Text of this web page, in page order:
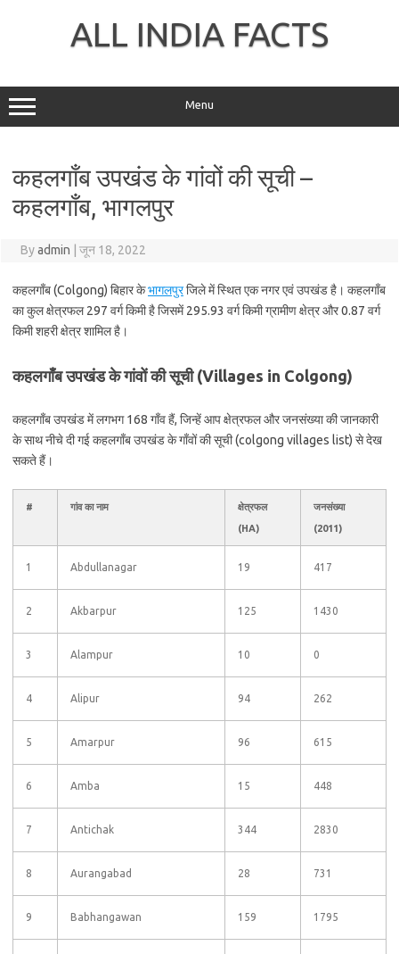
ALL INDIA FACTS
Menu
कहलगाँब उपखंड के गांवों की सूची –
कहलगाँब, भागलपुर
Byadmin जून 18, 2022
कहलगाँब (Colgong) बिहार केभागलपुरजिले में स्थित एक नगर एवं उपखंड है। कहलगाँब
का कुल क्षेत्रफल 297 वर्ग किमी है जिसमें 295.93 वर्ग किमी ग्रामीण क्षेत्र और 0.87 वर्ग
किमी शहरी क्षेत्र शामिल है।
कहलगाँब उपखंड के गांवों की सूची (Villages in Colgong)
कहलगाँब उपखंड में लगभग 168 गाँव हैं, जिन्हें आप क्षेत्रफल और जनसंख्या की जानकारी
के साथ नीचे दी गई कहलगाँब उपखंड के गाँवों की सूची (colgong villages list) से देख
सकते हैं।
# गांव का नाम
क्षेत्रफल
(HA)
जनसंख्या
(2011)
1 Abdullanagar 19 417
2 Akbarpur 125 1430
3 Alampur 10 0
4 Alipur 94 262
5 Amarpur 96 615
6 Amba 15 448
7 Antichak 344 2830
8 Aurangabad 28 731
9 Babhangawan 159 1795